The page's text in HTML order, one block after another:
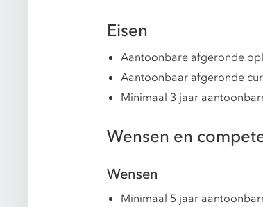
Eisen
Aantoonbare afgeronde
Aantoonbaar afgeronde
Minimaal 3 jaar
Wensen en
Wensen
Minimaal 5 jaar